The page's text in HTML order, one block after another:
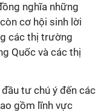
nghĩa những
cơ hội sinh lời
các thị trường
Quốc và các thị
tư chú ý đến các
gồm lĩnh vực